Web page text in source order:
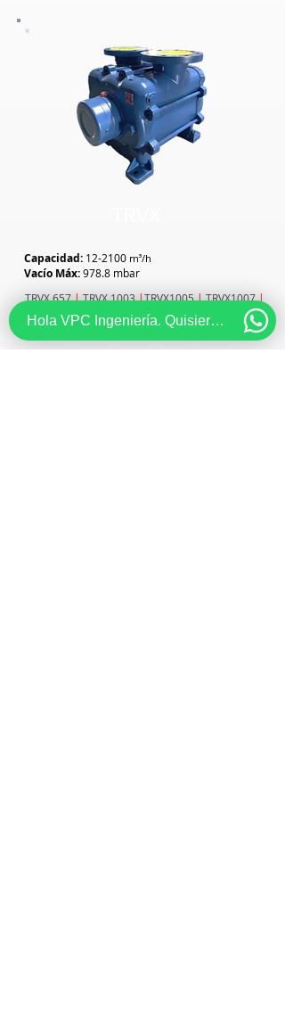
Capacidad: 12-2100 m³/h
Vacío Máx:978.8 mbar
TRVX 657|TRVX 1003|TRVX1005|TRVX1007|
TRVX 1253 | TRVX 1255 | TRVX1257
Hola VPC Ingeniería. Quisiera recibir información acerca de...